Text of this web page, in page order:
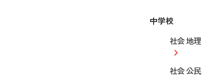
中学校
社会 地理
社会 公民